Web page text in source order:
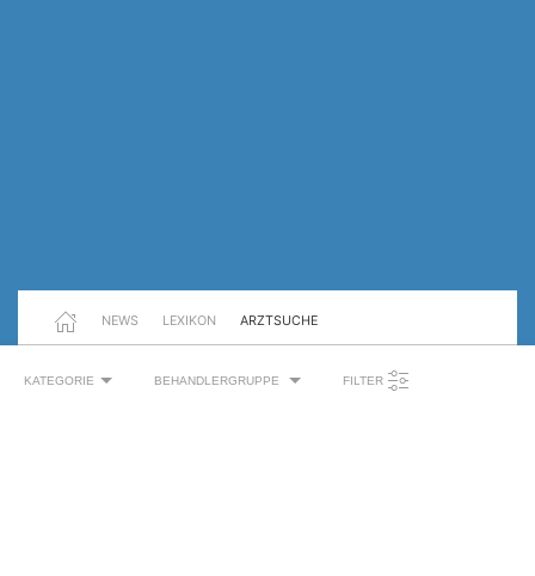
NEWS LEXIKON ARZTSUCHE
KATEGORIE BEHANDLERGRUPPE FILTER